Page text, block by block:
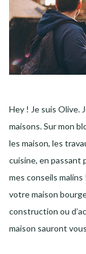
Hey ! Je suis Olive.
maisons. Sur mon
les maison, les
cuisine, en passant
mes conseils
votre maison
construction ou
maison sauront